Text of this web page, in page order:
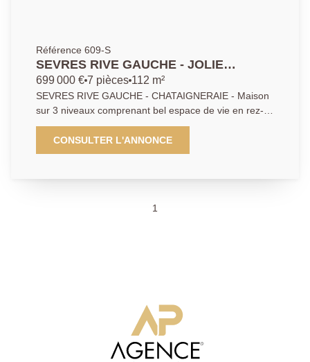
Référence 609-S
SEVRES RIVE GAUCHE - JOLIE
MAISON 5 CHAMBRES
699 000 € 7 pièces 112 m²
SEVRES RIVE GAUCHE - CHATAIGNERAIE - Maison
sur 3 niveaux comprenant bel espace de vie en rez-
de-jardin avec cuisine ouverte, aux étages 5
chambres et un bureau. Traversante, expo
EST/OUEST. Travaux à prévoir, toiture neuve. Contact
CONSULTER L'ANNONCE
1